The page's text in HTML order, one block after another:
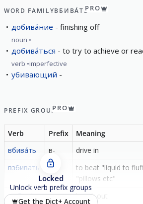
WORD FAMILYВБИВА́ТЬPRO
добива́ние finishing off
noun
добива́ться to try to achieve or
verb imperfective
убивающий
PREFIX GROUPPRO
Verb Prefix
Meaning
вбива́ть
в-
drive in
взбивать
вз-
to beat "liquid to
"pillows etc"
выбива́ть
вы-
knock out
Locked
Unlock verb prefix groups
Get the Dict+ Account